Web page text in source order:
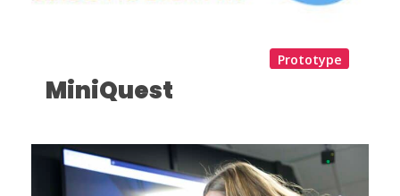
Prototype
MiniQuest